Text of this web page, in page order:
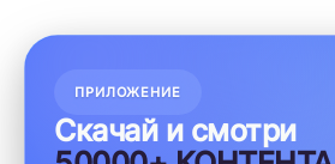
ПРИЛОЖЕНИЕ
Скачай и смотри